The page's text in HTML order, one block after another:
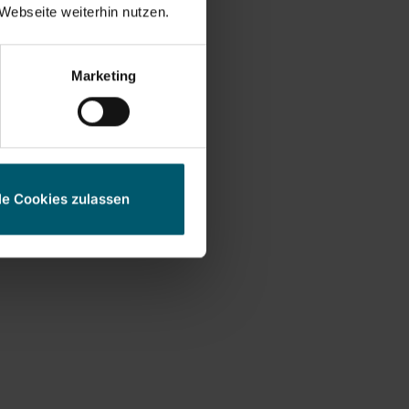
weiterhin nutzen.
Marketing
Cookies zulassen
für bis zu 130 m2
von hohen